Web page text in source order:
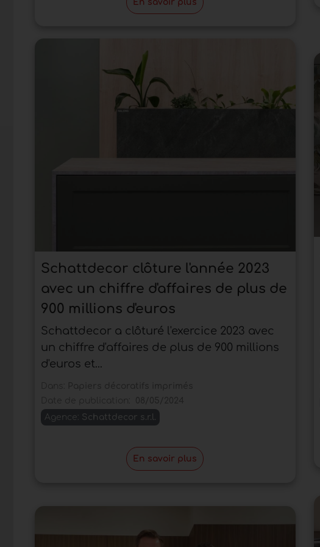
En savoir plus
Schattdecor clôture l'année 2023
avec un chiffre d'affaires de plus de
900 millions d'euros
Schattdecor a clôturé l'exercice 2023 avec
un chiffre d'affaires de plus de 900 millions
d'euros et...
Agence: Schattdecor s.r.l.
En savoir plus